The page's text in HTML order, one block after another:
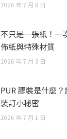
2026 年 7 月 8 日
不只是一張紙！一
佈紙與特殊材質
2026 年 7 月 3 日
PUR 膠裝是什麼
裝訂小秘密
2026 年 7 月 1 日